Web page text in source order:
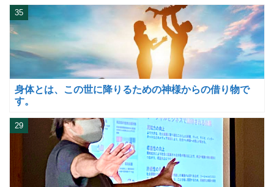
身体とは、この世に降りるための神様からの借り物で
す。
35
29